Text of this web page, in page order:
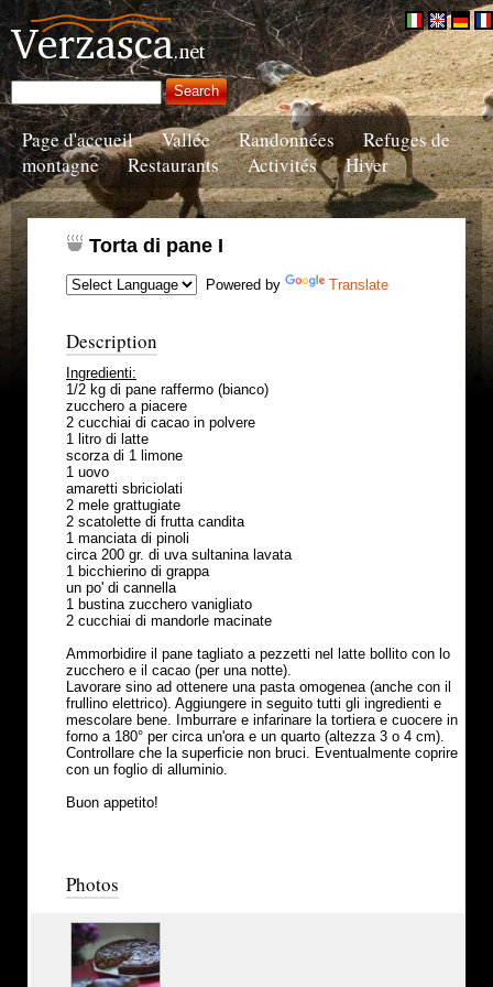
Page d'accueil Vallée Randonnées
Refuges de
montagne
Restaurants Activités Hiver
Torta di pane I
Powered by Translate
Description
Ingredienti:
1/2 kg di pane raffermo (bianco)
zucchero a piacere
2 cucchiai di cacao in polvere
1 litro di latte
scorza di 1 limone
1 uovo
amaretti sbriciolati
2 mele grattugiate
2 scatolette di frutta candita
1 manciata di pinoli
circa 200 gr. di uva sultanina lavata
1 bicchierino di grappa
un po' di cannella
1 bustina zucchero vanigliato
2 cucchiai di mandorle macinate
Ammorbidire il pane tagliato a pezzetti nel latte bollito con lo
zucchero e il cacao (per una notte).
Lavorare sino ad ottenere una pasta omogenea (anche con il
frullino elettrico). Aggiungere in seguito tutti gli ingredienti e
mescolare bene. Imburrare e infarinare la tortiera e cuocere in
forno a 180° per circa un'ora e un quarto (altezza 3 o 4 cm).
Controllare che la superficie non bruci. Eventualmente coprire
con un foglio di alluminio.
Buon appetito!
Photos